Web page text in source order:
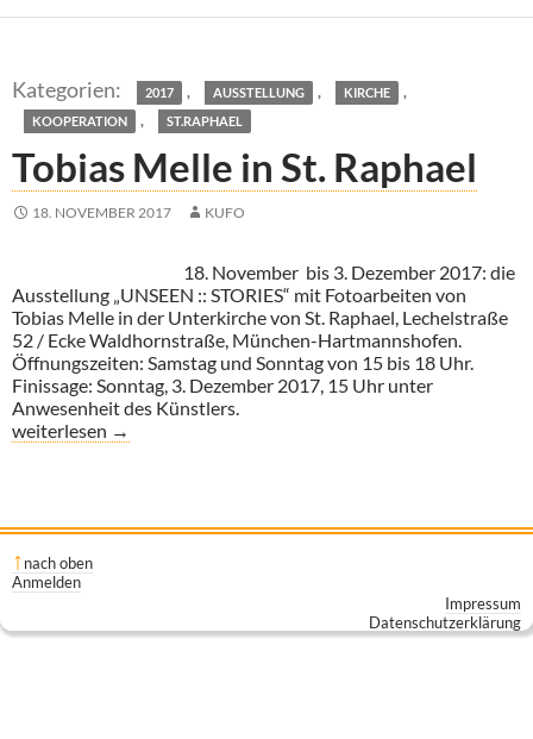
2017 , AUSSTELLUNG , KIRCHE ,
KOOPERATION , ST.RAPHAEL
Tobias Melle in St. Raphael
18. NOVEMBER 2017 KUFO
18. November bis 3. Dezember 2017: die
Ausstellung „UNSEEN :: STORIES“ mit Fotoarbeiten von
Tobias Melle in der Unterkirche von St. Raphael, Lechelstraße
52 / Ecke Waldhornstraße, München-Hartmannshofen.
Öffnungszeiten: Samstag und Sonntag von 15 bis 18 Uhr.
Finissage: Sonntag, 3. Dezember 2017, 15 Uhr unter
Anwesenheit des Künstlers.
Tobias Melle in St. Raphael
weiterlesen →
nach oben
Anmelden
Impressum
Datenschutzerklärung